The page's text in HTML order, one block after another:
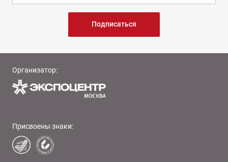
Подписаться
Организатор:
Присвоены знаки: